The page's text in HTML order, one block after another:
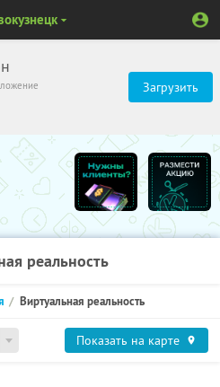
Загрузить
реальность
Виртуальная реальность
Показать на карте